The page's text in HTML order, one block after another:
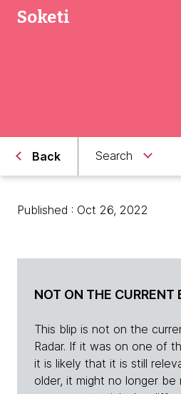
Soketi
Back Search
Published : Oct 26, 2022
NOT ON THE CURRENT
This blip is not on the
Radar. If it was on one of
it is likely that it is still
older, it might no longer